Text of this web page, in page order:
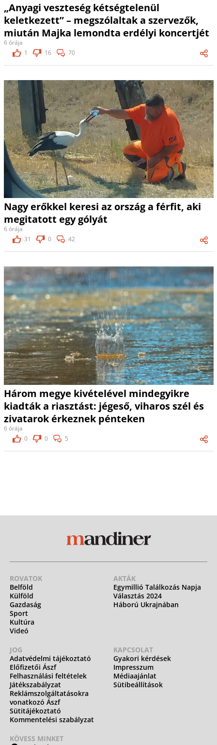
„Anyagi veszteség kétségtelenül
keletkezett” – megszólaltak a szervezők,
miután Majka lemondta erdélyi koncertjét
6 órája
1
16 70
Nagy erőkkel keresi az ország a férfit, aki
megitatott egy gólyát
6 órája
31
0 42
Három megye kivételével mindegyikre
kiadták a riasztást: jégeső, viharos szél és
zivatarok érkeznek pénteken
6 órája
0
0 5
ROVATOK
Belföld
Külföld
Gazdaság
Sport
Kultúra
Videó
AKTÁK
Egymillió Találkozás Napja
Választás 2024
Háború Ukrajnában
JOG
Adatvédelmi tájékoztató
Előfizetői Ászf
Felhasználási feltételek
Játékszabályzat
Reklámszolgáltatásokra
vonatkozó Ászf
Sütitájékoztató
Kommentelési szabályzat
KAPCSOLAT
Gyakori kérdések
Impresszum
Médiaajánlat
Sütibeállítások
KÖVESS MINKET